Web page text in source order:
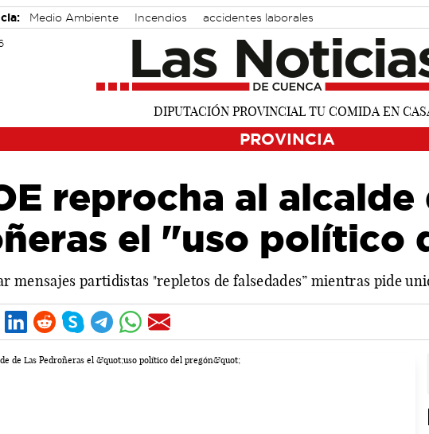
Medio Ambiente Incendios accidentes laborales
PROVINCIA
reprocha al alcalde
el "uso político
mensajes partidistas "repletos de falsedades” mientras pide